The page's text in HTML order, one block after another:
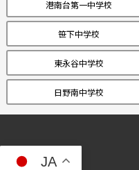
港南台第一中学校
笹下中学校
東永谷中学校
日野南中学校
JA